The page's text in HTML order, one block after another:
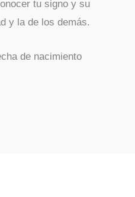
tu signo y su
y la de los demás.
de nacimiento